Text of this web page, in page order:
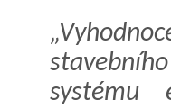
systému